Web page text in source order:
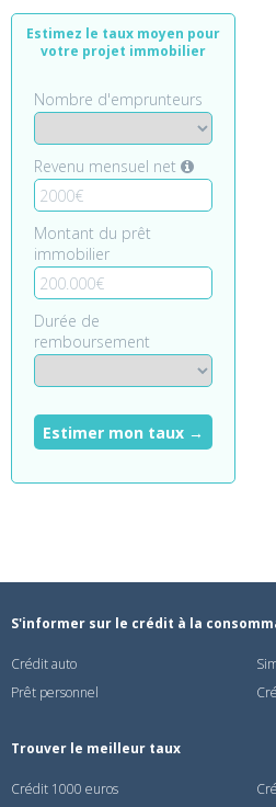
Estimez le taux moyen pour
votre projet immobilier
Nombre d'emprunteurs
Revenu mensuel net
Montant du prêt
immobilier
Durée de
remboursement
Estimer mon taux →
S'informer sur le crédit à la
Crédit auto
Prêt personnel
Trouver le meilleur taux
Crédit 1000 euros